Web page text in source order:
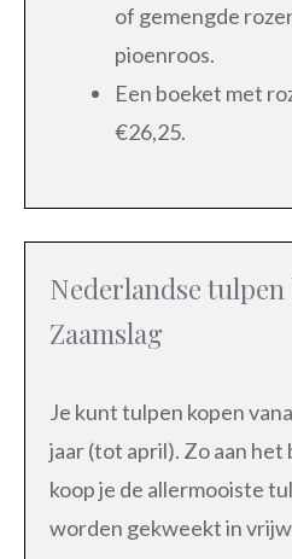
of gemengde
pioenroos.
Een boeket met
€26,25.
Nederlandse tulpen
Zaamslag
Je kunt tulpen kopen
jaar (tot april). Zo aan het
koop je de allermooiste
worden gekweekt in